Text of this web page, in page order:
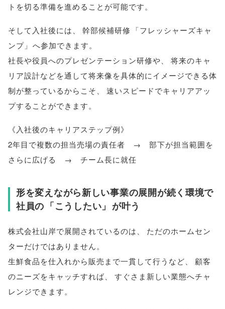
トを切る準備を進めることが可能です。
そして入社後には 幹部候補研修 「フレッシャーズキャ
ンプ」 へ参加できます。
社長や役員へのプレゼンテーション研修や
将来のキャ
リア設計などを通して将来像を具体的にイメージできる体
制が整っているからこそ
速いスピードでキャリアアッ
プすることができます。
《入社後のキャリアステップ例》
2年目で複数の担当売場の責任者 → 部下が担当範囲を
さらに広げる → チーム長に就任
形を変えながら新しい事業の展開が続く環境で
社員の 「こうしたい 」 が叶う
株式会社山岸で展開されているのは、
ただのホームセン
ターだけではありません。
生鮮食品を仕入れから販売まで一貫して行うなど、
顧客
のニーズをキャッチすれば、
すぐさま新しい業態へチャ
レンジできます。